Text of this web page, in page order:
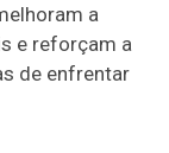
a
e reforçam a
de enfrentar